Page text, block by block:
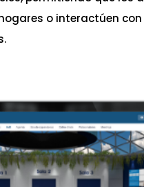
o interactúen